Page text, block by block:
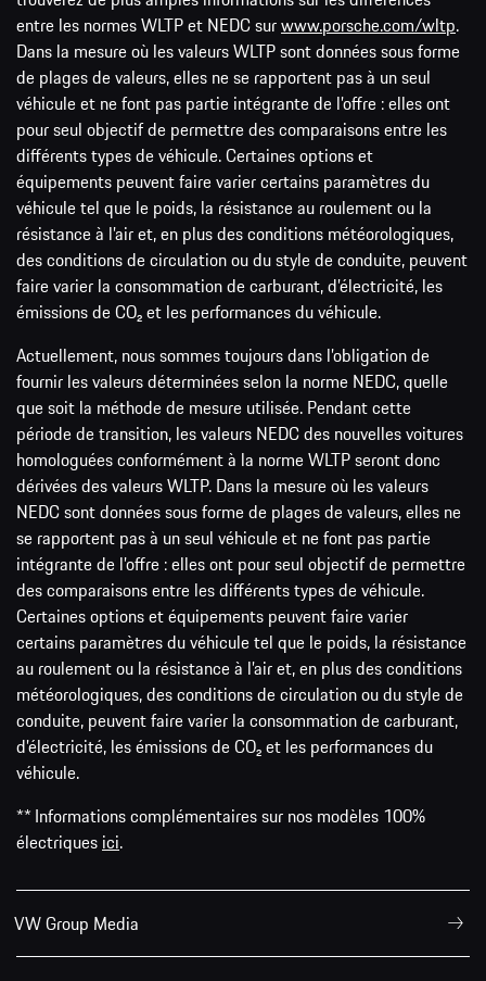
entre les normes WLTP et NEDC surwww.porsche.com/wltp.
Dans la mesure où les valeurs WLTP sont données sous forme
de plages de valeurs, elles ne se rapportent pas à un seul
véhicule et ne font pas partie intégrante de l’offre : elles ont
pour seul objectif de permettre des comparaisons entre les
différents types de véhicule. Certaines options et
équipements peuvent faire varier certains paramètres du
véhicule tel que le poids, la résistance au roulement ou la
résistance à l’air et, en plus des conditions météorologiques,
des conditions de circulation ou du style de conduite, peuvent
faire varier la consommation de carburant, d’électricité, les
émissions de CO₂ et les performances du véhicule.
Actuellement, nous sommes toujours dans l’obligation de
fournir les valeurs déterminées selon la norme NEDC, quelle
que soit la méthode de mesure utilisée. Pendant cette
période de transition, les valeurs NEDC des nouvelles voitures
homologuées conformément à la norme WLTP seront donc
dérivées des valeurs WLTP. Dans la mesure où les valeurs
NEDC sont données sous forme de plages de valeurs, elles ne
se rapportent pas à un seul véhicule et ne font pas partie
intégrante de l’offre : elles ont pour seul objectif de permettre
des comparaisons entre les différents types de véhicule.
Certaines options et équipements peuvent faire varier
certains paramètres du véhicule tel que le poids, la résistance
au roulement ou la résistance à l’air et, en plus des conditions
météorologiques, des conditions de circulation ou du style de
conduite, peuvent faire varier la consommation de carburant,
d’électricité, les émissions de CO₂ et les performances du
véhicule.
** Informations complémentaires sur nos modèles 100%
électriques ici.
VW Group Media